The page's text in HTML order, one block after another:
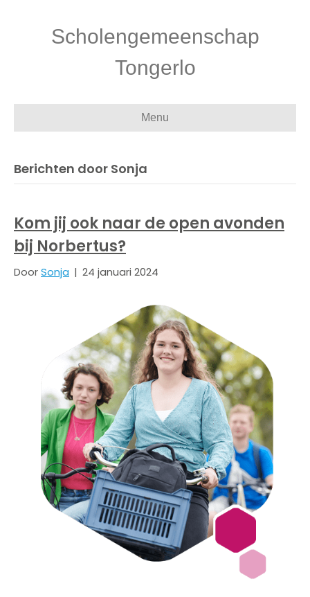
Scholengemeenschap
Tongerlo
Menu
Berichten door Sonja
Kom jij ook naar de open avonden
bij Norbertus?
DoorSonja | 24 januari 2024